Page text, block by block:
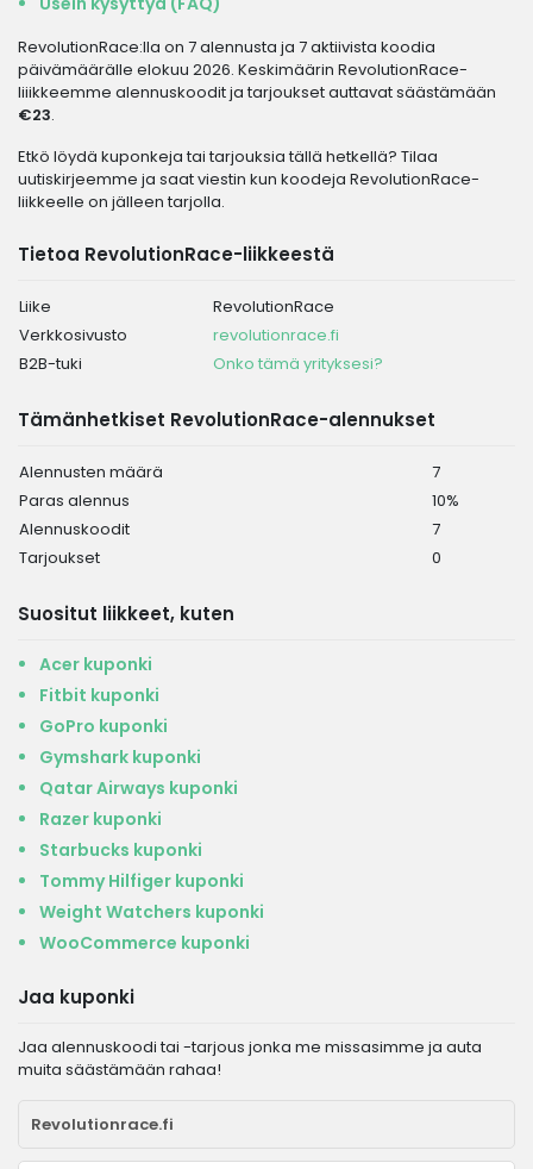
RevolutionRace:lla on 7 alennusta ja 7 aktiivista koodia
päivämäärälle elokuu 2026. Keskimäärin RevolutionRace-
liiikkeemme alennuskoodit ja tarjoukset auttavat säästämään
€23.
Etkö löydä kuponkeja tai tarjouksia tällä hetkellä? Tilaa
uutiskirjeemme ja saat viestin kun koodeja RevolutionRace-
liikkeelle on jälleen tarjolla.
Tietoa RevolutionRace-liikkeestä
Liike
RevolutionRace
Verkkosivusto
revolutionrace.fi
B2B-tuki
Onko tämä yrityksesi?
Tämänhetkiset RevolutionRace-alennukset
Alennusten määrä
7
Paras alennus
10%
Alennuskoodit
7
Tarjoukset
0
Suositut liikkeet, kuten
Acer kuponki
Fitbit kuponki
GoPro kuponki
Gymshark kuponki
Qatar Airways kuponki
Razer kuponki
Starbucks kuponki
Tommy Hilfiger kuponki
Weight Watchers kuponki
WooCommerce kuponki
Jaa kuponki
Jaa alennuskoodi tai -tarjous jonka me missasimme ja auta
muita säästämään rahaa!